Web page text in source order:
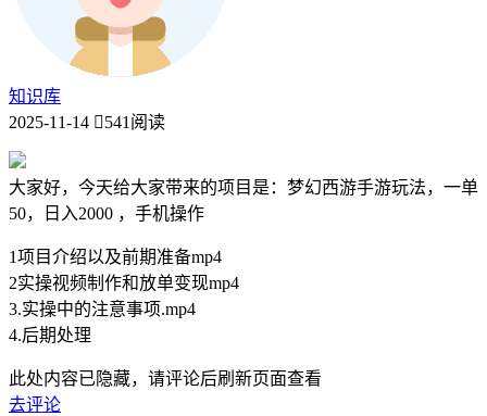
知识库
2025-11-14
541阅读
大家好，今天给大家带来的项目是：梦幻西游手游玩法，一单
50，日入2000 ，手机操作
1项目介绍以及前期准备mp4
2实操视频制作和放单变现mp4
3.实操中的注意事项.mp4
4.后期处理
此处内容已隐藏，请评论后刷新页面查看
去评论